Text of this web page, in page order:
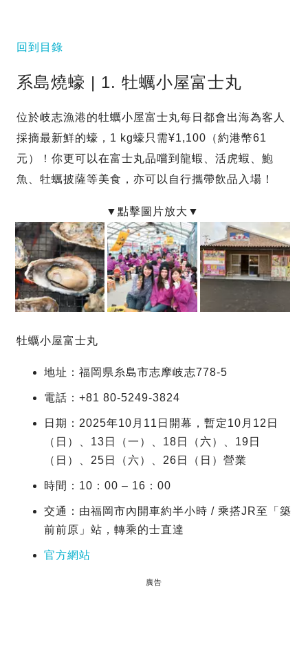
回到目錄
系島燒蠔 | 1. 牡蠣小屋富士丸
位於岐志漁港的牡蠣小屋富士丸每日都會出海為客人
採摘最新鮮的蠔，1 kg蠔只需¥1,100（約港幣61
元）！你更可以在富士丸品嚐到龍蝦、活虎蝦、鮑
魚、牡蠣披薩等美食，亦可以自行攜帶飲品入場！
牡蠣小屋富士丸
地址：福岡県糸島市志摩岐志778-5
電話：+81 80-5249-3824
日期：2025年10月11日開幕，暫定10月12日
（日）、13日（一）、18日（六）、19日
（日）、25日（六）、26日（日）營業
時間：10：00 – 16：00
交通：由福岡市內開車約半小時 / 乘搭JR至「築
前前原」站，轉乘的士直達
官方網站
廣告